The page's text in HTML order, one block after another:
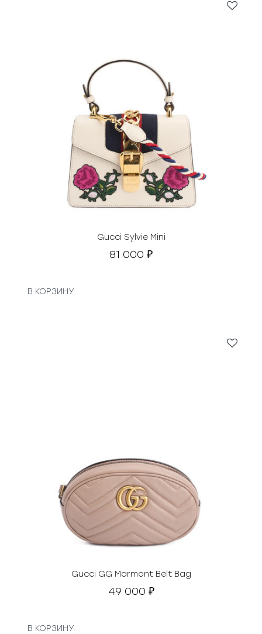
Gucci Sylvie Mini
81 000 ₽
В КОРЗИНУ
Gucci GG Marmont Belt Bag
49 000 ₽
В КОРЗИНУ